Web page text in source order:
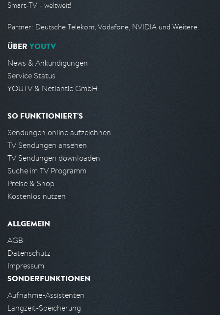
Smart-TV - weltweit!
Partner: Deutsche Telekom, Vodafone, NVIDIA und Weitere.
ÜBER YOUTV
News & Ankündigungen
Service Status
YOUTV & Netlantic GmbH
SO FUNKTIONIERT'S
Sendungen online aufzeichnen
TV Sendungen ansehen
TV Sendungen downloaden
Suche im TV Programm
Preise & Shop
Kostenlos nutzen
ALLGEMEIN
AGB
Datenschutz
Impressum
SONDERFUNKTIONEN
Aufnahme-Assistenten
Langzeit-Speicherung